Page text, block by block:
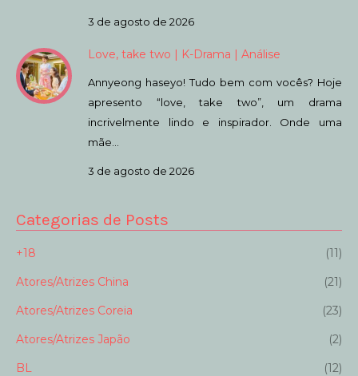
3 de agosto de 2026
Love, take two | K-Drama | Análise
Annyeong haseyo! Tudo bem com vocês? Hoje
apresento “love, take two”, um drama
incrivelmente lindo e inspirador. Onde uma
mãe…
3 de agosto de 2026
Categorias de Posts
+18
(11)
Atores/Atrizes China
(21)
Atores/Atrizes Coreia
(23)
Atores/Atrizes Japão
(2)
BL
(12)